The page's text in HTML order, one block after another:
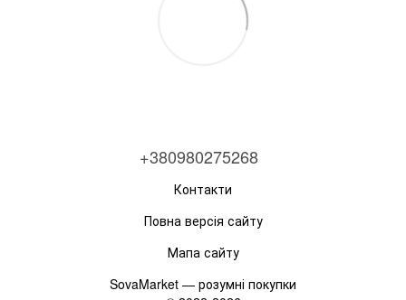
+380980275268
Контакти
Повна версія сайту
Мапа сайту
SovaMarket — розумні покупки